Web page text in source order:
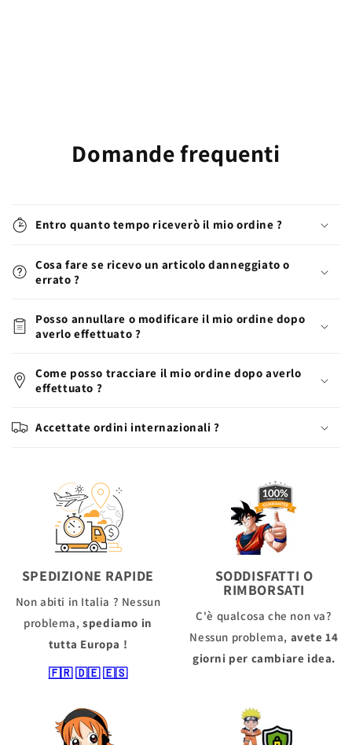
Domande frequenti
Entro quanto tempo riceverò il mio ordine ?
Cosa fare se ricevo un articolo danneggiato o
errato ?
Posso annullare o modificare il mio ordine dopo
averlo effettuato ?
Come posso tracciare il mio ordine dopo averlo
effettuato ?
Accettate ordini internazionali ?
SPEDIZIONE RAPIDE
Non abiti in Italia ? Nessun
problema, spediamo in
tutta Europa !
🇫🇷🇩🇪🇪🇸
SODDISFATTI O
RIMBORSATI
C'è qualcosa che non va?
Nessun problema, avete 14
giorni per cambiare idea.